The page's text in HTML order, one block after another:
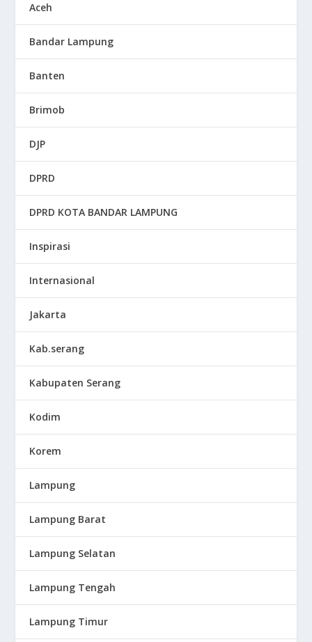
Aceh
Bandar Lampung
Banten
Brimob
DJP
DPRD
DPRD KOTA BANDAR LAMPUNG
Inspirasi
Internasional
Jakarta
Kab.serang
Kabupaten Serang
Kodim
Korem
Lampung
Lampung Barat
Lampung Selatan
Lampung Tengah
Lampung Timur